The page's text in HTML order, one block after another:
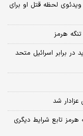
لحظه قتل او برای
هرمز
در برابر اسرائیل متحد
شد
تابع شرایط دیگری